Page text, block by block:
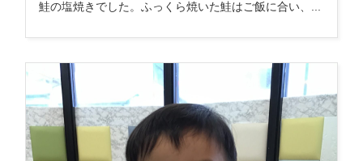
鮭の塩焼きでした。ふっくら焼いた鮭はご飯に合い、...